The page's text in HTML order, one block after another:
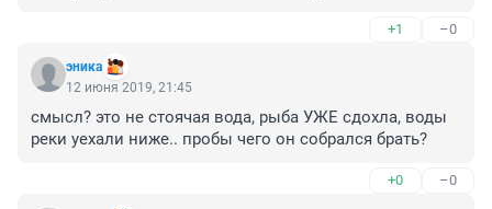
+1 –0
эника
12 июня 2019, 21:45
смысл? это не стоячая вода, рыба УЖЕ сдохла, воды
реки уехали ниже.. пробы чего он собрался брать?
+0 –0